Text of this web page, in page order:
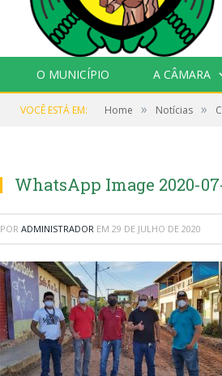
O MUNICÍPIO A CÂMARA
VOCÊ ESTÁ EM: Home » Notícias »
WhatsApp Image 2020-
POR ADMINISTRADOR EM 29 DE JULHO DE 2020